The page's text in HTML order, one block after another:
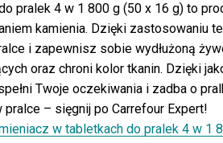
pralek 4 w 1 800 g (50 x 16 g) to
kamienia. Dzięki zastosowaniu
i zapewnisz sobie wydłużoną
oraz chroni kolor tkanin. Dzięki
Twoje oczekiwania i zadba o
– sięgnij po Carrefour Expert!
w tabletkach do pralek 4 w 1